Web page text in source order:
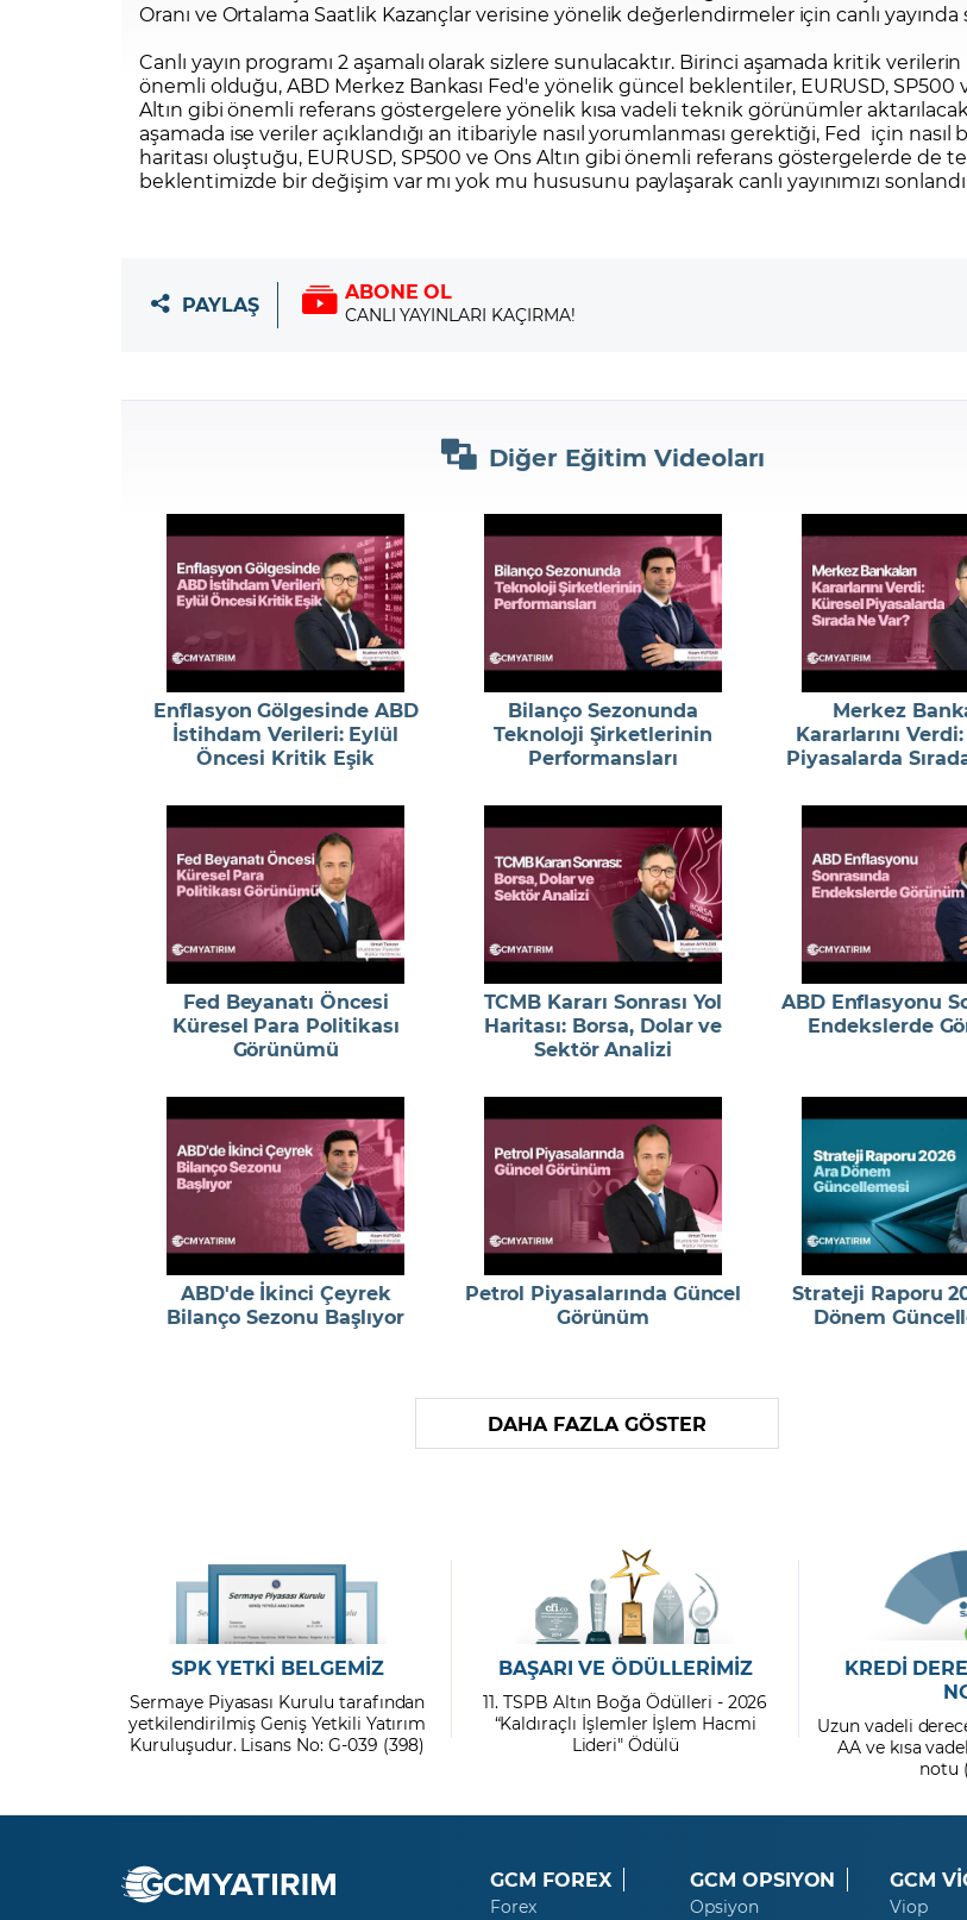
Oranı ve Ortalama Saatlik Kazançlar verisine yönelik değerlendirmeler için canlı yayında
Canlı yayın programı 2 aşamalı olarak sizlere sunulacaktır. Birinci aşamada kritik
önemli olduğu, ABD Merkez Bankası Fed'e yönelik güncel beklentiler, EURUSD, SP500
Altın gibi önemli referans göstergelere yönelik kısa vadeli teknik görünümler
aşamada ise veriler açıklandığı an itibariyle nasıl yorumlanması gerektiği, Fed için nasıl
haritası oluştuğu, EURUSD, SP500 ve Ons Altın gibi önemli referans göstergelerde de
beklentimizde bir değişim var mı yok mu hususunu paylaşarak canlı yayınımızı
PAYLAŞ
ABONE OL
CANLI YAYINLARI KAÇIRMA!
Diğer Eğitim Videoları
Enflasyon Gölgesinde ABD
İstihdam Verileri: Eylül
Öncesi Kritik Eşik
Bilanço Sezonunda
Teknoloji Şirketlerinin
Performansları
Merkez
Kararlarını
Piyasalarda
Fed Beyanatı Öncesi
Küresel Para Politikası
Görünümü
TCMB Kararı Sonrası Yol
Haritası: Borsa, Dolar ve
Sektör Analizi
ABD Enflasyonu
Endekslerde
ABD'de İkinci Çeyrek
Bilanço Sezonu Başlıyor
Petrol Piyasalarında Güncel
Görünüm
Strateji Raporu
Dönem
DAHA FAZLA GÖSTER
SPK YETKİ BELGEMİZ
Sermaye Piyasası Kurulu tarafından
yetkilendirilmiş Geniş Yetkili Yatırım
Kuruluşudur. Lisans No: G-039 (398)
BAŞARI VE ÖDÜLLERİMİZ
11. TSPB Altın Boğa Ödülleri - 2026
“Kaldıraçlı İşlemler İşlem Hacmi
Lideri" Ödülü
KREDİ
Uzun vadeli
AA ve kısa
notu
GCM FOREX
Forex
GCM OPSIYON
Opsiyon
GCM
Viop